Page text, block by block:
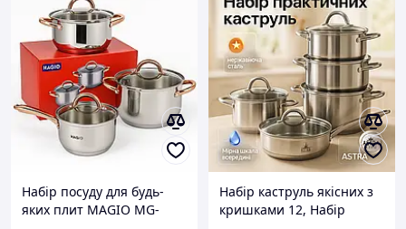
Набір посуду для будь-
яких плит MAGIO MG-
Набір каструль якісних з
кришками 12, Набір